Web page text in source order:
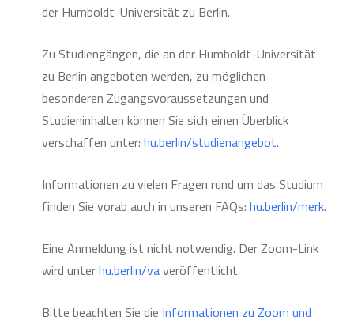
der Humboldt-Universität zu Berlin.
Zu Studiengängen, die an der Humboldt-Universität
zu Berlin angeboten werden, zu möglichen
besonderen Zugangsvoraussetzungen und
Studieninhalten können Sie sich einen Überblick
verschaffen unter: hu.berlin/studienangebot.
Informationen zu vielen Fragen rund um das Studium
finden Sie vorab auch in unseren FAQs: hu.berlin/merk.
Eine Anmeldung ist nicht notwendig. Der Zoom-Link
wird unterhu.berlin/vaveröffentlicht.
Bitte beachten Sie die Informationen zu Zoom und